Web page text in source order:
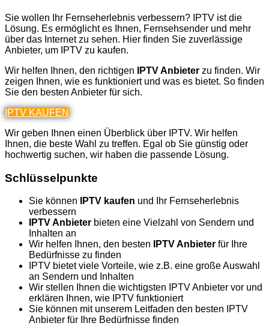
Sie wollen Ihr Fernseherlebnis verbessern? IPTV ist die
Lösung. Es ermöglicht es Ihnen, Fernsehsender und mehr
über das Internet zu sehen. Hier finden Sie zuverlässige
Anbieter, um IPTV zu kaufen.
Wir helfen Ihnen, den richtigen
IPTV Anbieter zu finden. Wir
zeigen Ihnen, wie es funktioniert und was es bietet. So finden
Sie den besten Anbieter für sich.
IPTV KAUFEN
Wir geben Ihnen einen Überblick über IPTV. Wir helfen
Ihnen, die beste Wahl zu treffen. Egal ob Sie günstig oder
hochwertig suchen, wir haben die passende Lösung.
Schlüsselpunkte
Sie können IPTV kaufen und Ihr Fernseherlebnis
verbessern
IPTV Anbieter bieten eine Vielzahl von Sendern und
Inhalten an
Wir helfen Ihnen, den besten
IPTV Anbieter für Ihre
Bedürfnisse zu finden
IPTV bietet viele Vorteile, wie z.B. eine große Auswahl
an Sendern und Inhalten
Wir stellen Ihnen die wichtigsten IPTV Anbieter vor und
erklären Ihnen, wie IPTV funktioniert
Sie können mit unserem Leitfaden den besten IPTV
Anbieter für Ihre Bedürfnisse finden